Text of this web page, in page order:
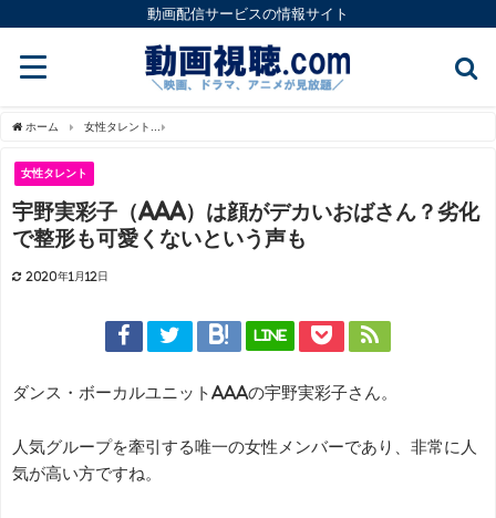
動画配信サービスの情報サイト
ホーム 女性タレント
女性タレント
宇野実彩子（AAA）は顔がデカいおばさん？劣化
で整形も可愛くないという声も
2020年1月12日
LINE
ダンス・ボーカルユニットAAAの宇野実彩子さん。
人気グループを牽引する唯一の女性メンバーであり、非常に人
気が高い方ですね。